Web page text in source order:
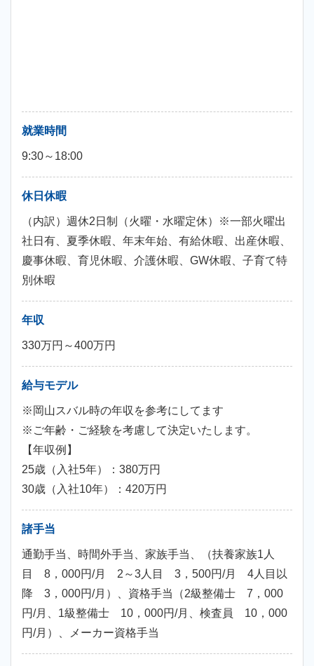
就業時間
9:30～18:00
休日休暇
（内訳）週休2日制（火曜・水曜定休）※一部火曜出
社日有、夏季休暇、年末年始、有給休暇、出産休暇、
慶事休暇、育児休暇、介護休暇、GW休暇、子育て特
別休暇
年収
330万円～400万円
給与モデル
※岡山スバル時の年収を参考にしてます
※ご年齢・ご経験を考慮して決定いたします。
【年収例】
25歳（入社5年）：380万円
30歳（入社10年）：420万円
諸手当
通勤手当、時間外手当、家族手当、（扶養家族1人
目 8，000円/月 2～3人目 3，500円/月 4人目以
降 3，000円/月）、資格手当（2級整備士 7，000
円/月、1級整備士 10，000円/月、検査員 10，000
円/月）、メーカー資格手当